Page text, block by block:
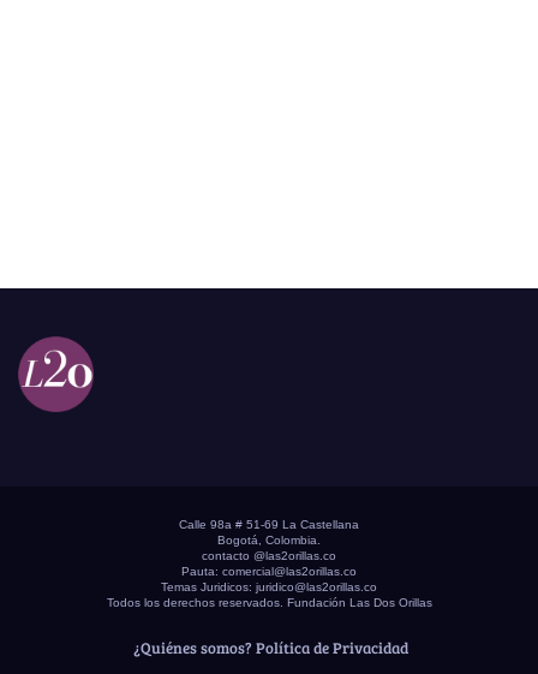
Calle 98a # 51-69 La Castellana
Bogotá, Colombia.
contacto @las2orillas.co
Pauta: comercial@las2orillas.co
Temas Juridicos: juridico@las2orillas.co
Todos los derechos reservados. Fundación Las Dos Orillas
¿Quiénes somos? Política de Privacidad